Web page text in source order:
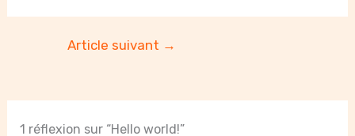
Article suivant →
1 réflexion sur “Hello world!”